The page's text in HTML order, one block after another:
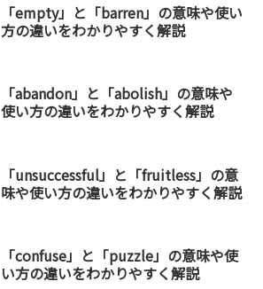
「empty」と「barren」の意味や使い
方の違いをわかりやすく解説
「abandon」と「abolish」の意味や
使い方の違いをわかりやすく解説
「unsuccessful」と「fruitless」の意
味や使い方の違いをわかりやすく解説
「confuse」と「puzzle」の意味や使
い方の違いをわかりやすく解説